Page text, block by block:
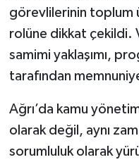
görevlilerinin toplum
rolüne dikkat çekildi.
samimi yaklaşımı,
tarafından
Ağrı’da kamu
olarak değil, aynı
sorumluluk olarak